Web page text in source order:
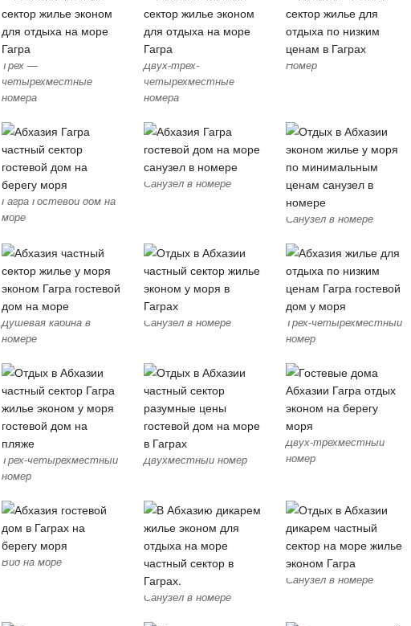
Трех —
четырехместные
номера
Двух-трех-
четырехместные
номера
Номер
Гагра Гостевой дом на
море
Санузел в номере
Санузел в номере
Душевая кабина в
номере
Санузел в номере
Трех-четырехместный
номер
Трех-четырехместный
номер
Двухместный номер
Двух-трехместный
номер
Вид на море
Санузел в номере
Санузел в номере